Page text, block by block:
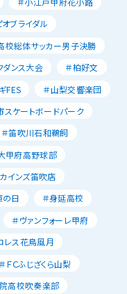
オブライダル
校総体サッカー男子決勝
ダンス大会
＃柏好文
FES
＃山梨交響楽団
スケートボードパーク
＃笛吹川石和鵜飼
甲府高野球部
インズ笛吹店
の日
＃身延高校
＃ヴァンフォーレ甲府
レス花鳥風月
＃ＦＣふじざくら山梨
高校吹奏楽部